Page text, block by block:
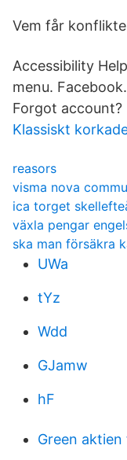
Vem får
Accessibility
menu.
Forgot account?
Klassiskt
reasors
visma nova
ica torget
växla pengar
ska man försäkra
UWa
tYz
Wdd
GJamw
hF
Green